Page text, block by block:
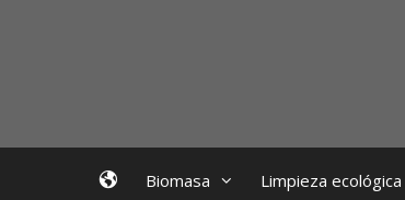
EcoBioFoc
Biomasa Limpieza ecológica